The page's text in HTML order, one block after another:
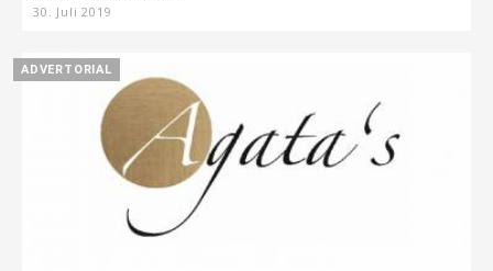
30. Juli 2019
ADVERTORIAL